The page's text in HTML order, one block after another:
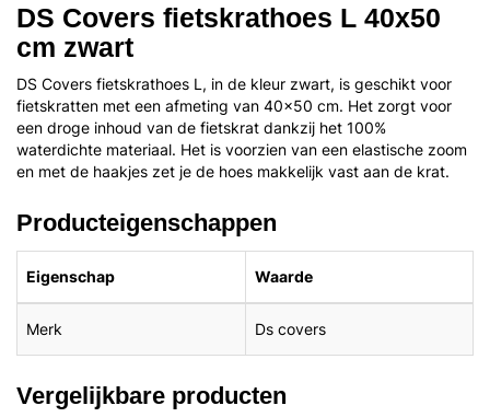
DS Covers fietskrathoes L 40x50
cm zwart
DS Covers fietskrathoes L, in de kleur zwart, is geschikt voor
fietskratten met een afmeting van 40x50 cm. Het zorgt voor
een droge inhoud van de fietskrat dankzij het 100%
waterdichte materiaal. Het is voorzien van een elastische zoom
en met de haakjes zet je de hoes makkelijk vast aan de krat.
Producteigenschappen
Eigenschap Waarde
Merk Ds covers
Vergelijkbare producten